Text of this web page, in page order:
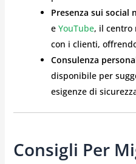
Presenza sui social
e YouTube, il centro
con i clienti,
Consulenza
disponibile per
esigenze di
Consigli Per